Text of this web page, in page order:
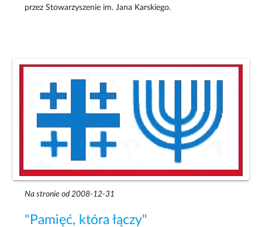
przez Stowarzyszenie im. Jana Karskiego.
Na stronie od 2008-12-31
"Pamięć, która łączy"